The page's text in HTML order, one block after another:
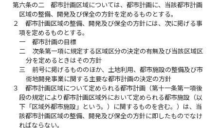
第六条の二
都市計画区域については、都市計画に、当該都市計画
区域の整備、開発及び保全の方針を定めるものとする。
２
都市計画区域の整備、開発及び保全の方針には、次に掲げる事
項を定めるものとする。
一
都市計画の目標
二
次条第一項に規定する区域区分の決定の有無及び当該区域区
分を定めるときはその方針
三
前号に掲げるもののほか、土地利用、都市施設の整備及び市
街地開発事業に関する主要な都市計画の決定の方針
３
都市計画区域について定められる都市計画（第十一条第一項後
段の規定により都市計画区域外において定められる都市施設（以
下「区域外都市施設」という。）に関するものを含む。）は、当
該都市計画区域の整備、開発及び保全の方針に即したものでなけ
ればならない。